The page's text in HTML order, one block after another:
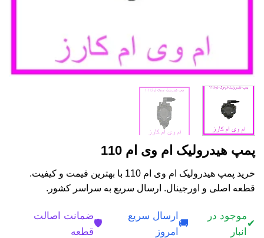
پمپ هیدرولیک ام وی ام 110
خرید پمپ هیدرولیک ام وی ام 110 با بهترین قیمت و کیفیت.
قطعه اصلی و اورجینال. ارسال سریع به سراسر کشور.
✔
موجود در
انبار
🚚
ارسال سریع
امروز
🛡️
ضمانت اصالت
قطعه